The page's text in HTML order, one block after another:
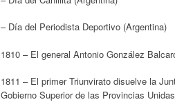
– Día del Periodista Deportivo (Argentina)
1810 – El general Antonio González
1811 – El primer Triunvirato disuelve la
Gobierno Superior de las Provincias